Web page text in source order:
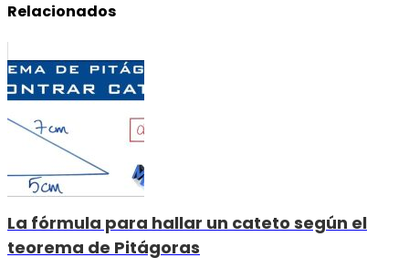
Relacionados
La fórmula para hallar un cateto según el
teorema de Pitágoras